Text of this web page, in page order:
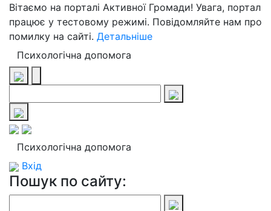
Вітаємо на порталі Активної Громади! Увага, портал
працює у тестовому режимі. Повідомляйте нам про
помилку на сайті. Детальніше
Психологічна допомога
Психологічна допомога
Вхід
Пошук по сайту: